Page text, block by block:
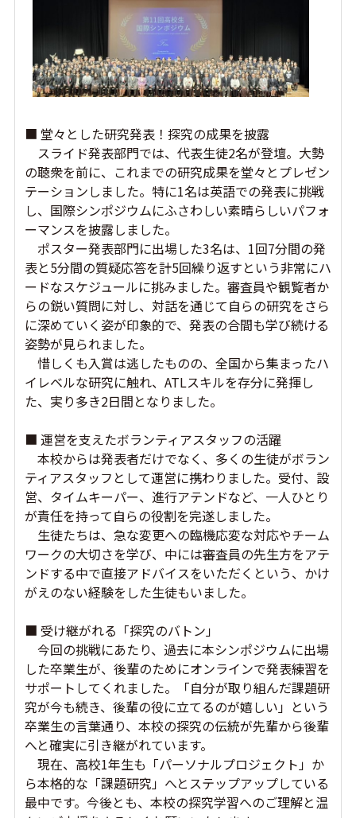
■ 堂々とした研究発表！探究の成果を披露
スライド発表部門では、代表生徒2名が登壇。大勢
の聴衆を前に、これまでの研究成果を堂々とプレゼン
テーションしました。特に1名は英語での発表に挑戦
し、国際シンポジウムにふさわしい素晴らしいパフォ
ーマンスを披露しました。
ポスター発表部門に出場した3名は、1回7分間の発
表と5分間の質疑応答を計5回繰り返すという非常にハ
ードなスケジュールに挑みました。審査員や観覧者か
らの鋭い質問に対し、対話を通じて自らの研究をさら
に深めていく姿が印象的で、発表の合間も学び続ける
姿勢が見られました。
惜しくも入賞は逃したものの、全国から集まったハ
イレベルな研究に触れ、ATLスキルを存分に発揮し
た、実り多き2日間となりました。
■ 運営を支えたボランティアスタッフの活躍
本校からは発表者だけでなく、多くの生徒がボラン
ティアスタッフとして運営に携わりました。受付、設
営、タイムキーパー、進行アテンドなど、一人ひとり
が責任を持って自らの役割を完遂しました。
生徒たちは、急な変更への臨機応変な対応やチーム
ワークの大切さを学び、中には審査員の先生方をアテ
ンドする中で直接アドバイスをいただくという、かけ
がえのない経験をした生徒もいました。
■ 受け継がれる「探究のバトン」
今回の挑戦にあたり、過去に本シンポジウムに出場
した卒業生が、後輩のためにオンラインで発表練習を
サポートしてくれました。「自分が取り組んだ課題研
究が今も続き、後輩の役に立てるのが嬉しい」という
卒業生の言葉通り、本校の探究の伝統が先輩から後輩
へと確実に引き継がれています。
現在、高校1年生も「パーソナルプロジェクト」か
ら本格的な「課題研究」へとステップアップしている
最中です。今後とも、本校の探究学習へのご理解と温